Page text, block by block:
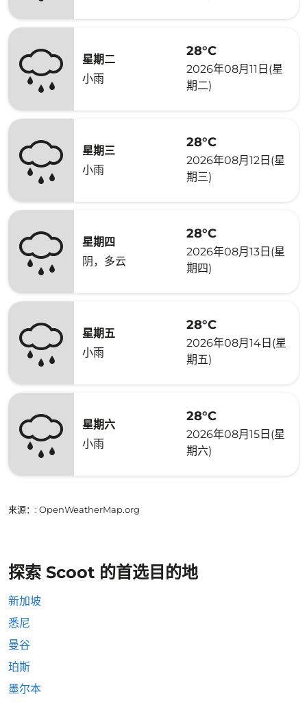
星期二
小雨
28°C
2026年08月11日(星
期二)
星期三
小雨
28°C
2026年08月12日(星
期三)
星期四
阴，多云
28°C
2026年08月13日(星
期四)
星期五
小雨
28°C
2026年08月14日(星
期五)
星期六
小雨
28°C
2026年08月15日(星
期六)
来源： : OpenWeatherMap.org
探索 Scoot 的首选目的地
新加坡
悉尼
曼谷
珀斯
墨尔本